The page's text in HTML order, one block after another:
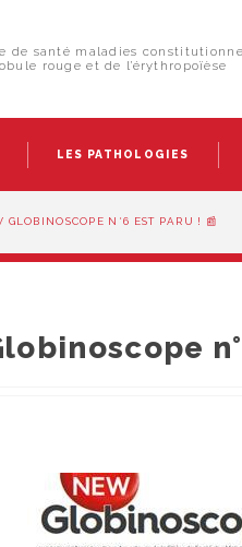
de santé maladies
rouge et de l’érythropoïèse
LES PATHOLOGIES
GLOBINOSCOPE N°6 EST PARU ! 📰